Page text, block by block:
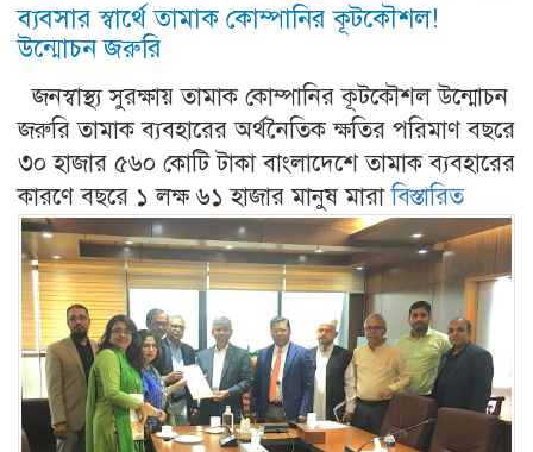
ব্যবসার স্বার্থে তামাক কোম্পানির কূটকৌশল!
উন্মোচন জরুরি
জনস্বাস্থ্য সুরক্ষায় তামাক কোম্পানির কূটকৌশল উন্মোচন
জরুরি তামাক ব্যবহারের অর্থনৈতিক ক্ষতির পরিমাণ বছরে
৩০ হাজার ৫৬০ কোটি টাকা বাংলাদেশে তামাক ব্যবহারের
কারণে বছরে ১ লক্ষ ৬১ হাজার মানুষ মারাবিস্তারিত